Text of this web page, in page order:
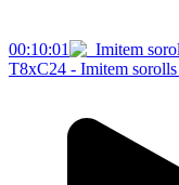
00:10:01
T8xC24 - Imitem sorolls